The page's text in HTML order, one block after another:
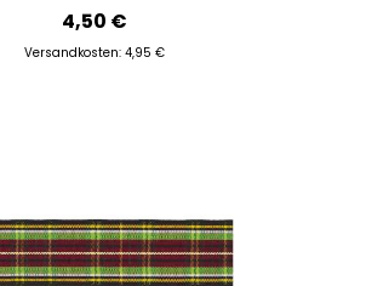
4,50 €
Versandkosten: 4,95 €